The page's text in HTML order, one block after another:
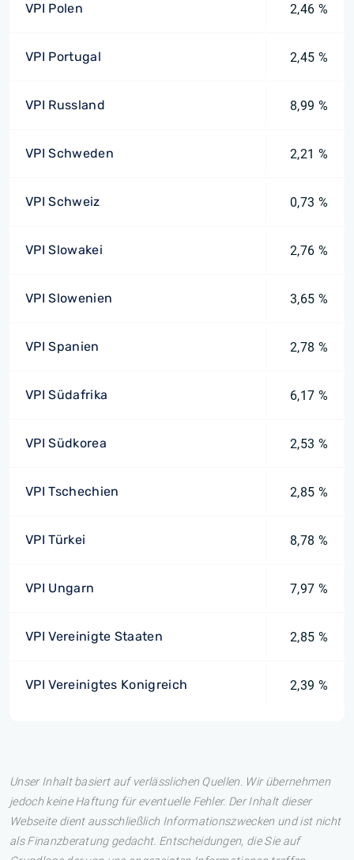
VPI Polen 2,46 %
VPI Portugal 2,45 %
VPI Russland 8,99 %
VPI Schweden 2,21 %
VPI Schweiz 0,73 %
VPI Slowakei 2,76 %
VPI Slowenien 3,65 %
VPI Spanien 2,78 %
VPI Südafrika 6,17 %
VPI Südkorea 2,53 %
VPI Tschechien 2,85 %
VPI Türkei 8,78 %
VPI Ungarn 7,97 %
VPI Vereinigte Staaten 2,85 %
VPI Vereinigtes Konigreich 2,39 %
Unser Inhalt basiert auf verlässlichen Quellen. Wir übernehmen
jedoch keine Haftung für eventuelle Fehler. Der Inhalt dieser
Webseite dient ausschließlich Informationszwecken und ist nicht
als Finanzberatung gedacht. Entscheidungen, die Sie auf